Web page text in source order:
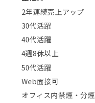
2年連続売上アップ
30代活躍
40代活躍
4週8休以上
50代活躍
Web面接可
オフィス内禁煙・分煙